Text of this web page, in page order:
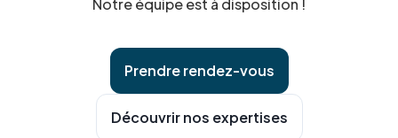
recommandé.Notre équipe est à disposition !
Prendre rendez-vous
Découvrir nos expertises